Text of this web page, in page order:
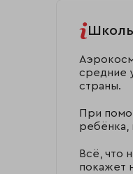
средние
страны.
При
ребёнка,
Всё, что
покажет